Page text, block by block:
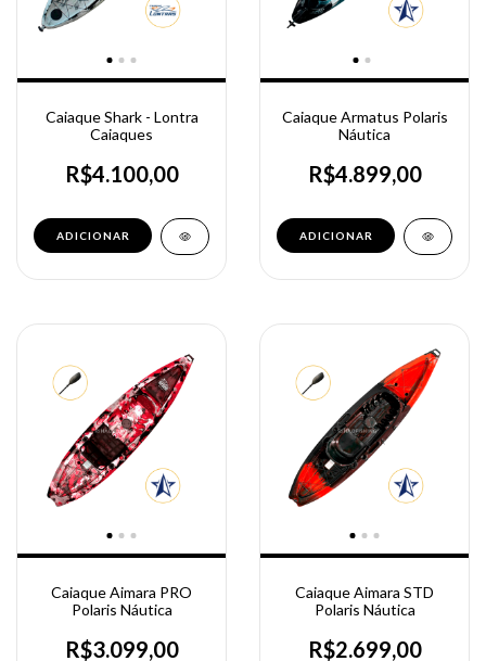
Caiaque Shark - Lontra
Caiaques
R$4.100,00
Caiaque Armatus Polaris
Náutica
R$4.899,00
Caiaque Aimara PRO
Polaris Náutica
R$3.099,00
Caiaque Aimara STD
Polaris Náutica
R$2.699,00